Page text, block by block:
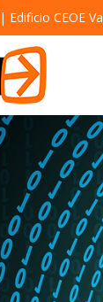
| Edificio CEOE